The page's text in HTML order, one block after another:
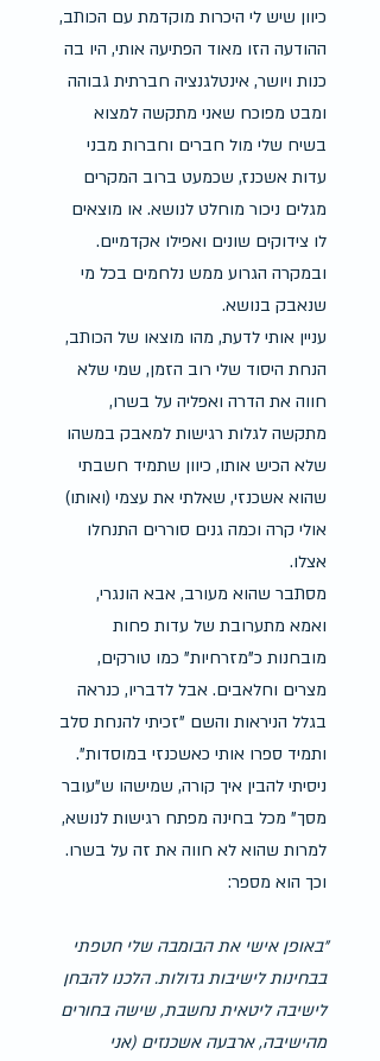
כיוון שיש לי היכרות מוקדמת עם הכותב,
ההודעה הזו מאוד הפתיעה אותי, היו בה
כנות ויושר, אינטלגנציה חברתית גבוהה
ומבט מפוכח שאני מתקשה למצוא
בשיח שלי מול חברים וחברות מבני
עדות אשכנז, שכמעט ברוב המקרים
מגלים ניכור מוחלט לנושא. או מוצאים
לו צידוקים שונים ואפילו אקדמיים.
ובמקרה הגרוע ממש נלחמים בכל מי
שנאבק בנושא.
עניין אותי לדעת, מהו מוצאו של הכותב,
הנחת היסוד שלי רוב הזמן, שמי שלא
חווה את הדרה ואפליה על בשרו,
מתקשה לגלות רגישות למאבק במשהו
שלא הכיש אותו, כיוון שתמיד חשבתי
שהוא אשכנזי, שאלתי את עצמי (ואותו)
אולי קרה וכמה גנים סוררים התנחלו
אצלו.
מסתבר שהוא מעורב, אבא הונגרי,
ואמא מתערובת של עדות פחות
מובחנות כ"מזרחיות" כמו טורקים,
מצרים וחלאבים. אבל לדבריו, כנראה
בגלל הניראות והשם "זכיתי להנחת סלב
ותמיד ספרו אותי כאשכנזי במוסדות".
ניסיתי להבין איך קורה, שמישהו ש"עובר
מסך" מכל בחינה מפתח רגישות לנושא,
למרות שהוא לא חווה את זה על בשרו.
וכך הוא מספר:
"באופן אישי את הבומבה שלי חטפתי
בבחינות לישיבות גדולות. הלכנו להבחן
לישיבה ליטאית נחשבת, שישה בחורים
מהישיבה, ארבעה אשכנזים (אני